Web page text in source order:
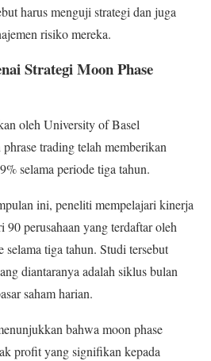
harus menguji strategi dan juga
risiko mereka.
Strategi Moon Phase
oleh University of Basel
trading telah memberikan
selama periode tiga tahun.
ini, peneliti mempelajari kinerja
90 perusahaan yang terdaftar oleh
tiga tahun. Studi tersebut
diantaranya adalah siklus bulan
saham harian.
bahwa moon phase
profit yang signifikan kepada